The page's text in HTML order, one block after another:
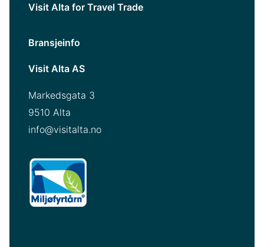
Visit Alta for Travel Trade
Bransjeinfo
Visit Alta AS
Markedsgata 3
9510 Alta
info@visitalta.no